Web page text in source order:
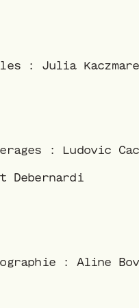
: Julia
: Ludovic
Debernardi
: Aline